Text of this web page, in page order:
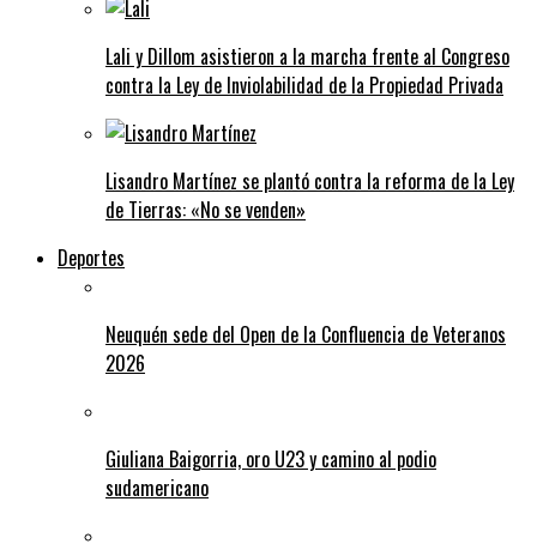
Lali y Dillom asistieron a la marcha frente al Congreso
contra la Ley de Inviolabilidad de la Propiedad Privada
Lisandro Martínez se plantó contra la reforma de la Ley
de Tierras: «No se venden»
Deportes
Neuquén sede del Open de la Confluencia de Veteranos
2026
Giuliana Baigorria, oro U23 y camino al podio
sudamericano